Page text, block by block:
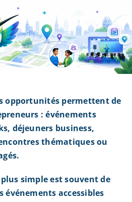
opportunités permettent de
: événements
déjeuners business,
thématiques ou
simple est souvent de
événements accessibles